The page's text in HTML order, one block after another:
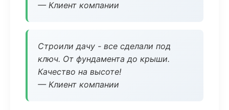
— Клиент компании
Строили дачу - все сделали под
ключ. От фундамента до крыши.
Качество на высоте!
— Клиент компании